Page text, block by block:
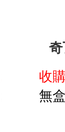
收
無